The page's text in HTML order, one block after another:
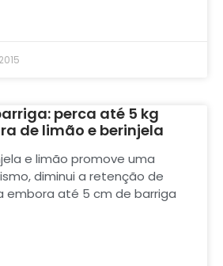
perca até 5 kg
de limão e berinjela
e limão promove uma
diminui a retenção de
embora até 5 cm de barriga